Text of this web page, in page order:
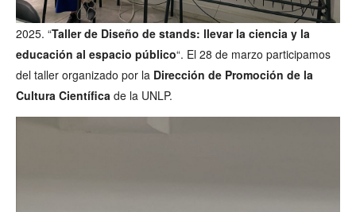
2025. “Taller de Diseño de stands: llevar la ciencia y la
educación al espacio público“. El 28 de marzo participamos
del taller organizado por la Dirección de Promoción de la
Cultura Científica de la UNLP.